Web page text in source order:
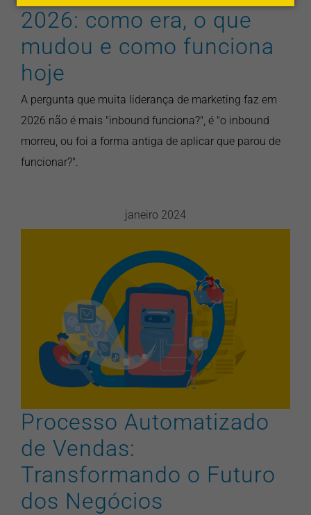
2026: como era, o que
mudou e como funciona
hoje
A pergunta que muita liderança de marketing faz em
2026 não é mais "inbound funciona?", é "o inbound
morreu, ou foi a forma antiga de aplicar que parou de
funcionar?".
janeiro 2024
Processo Automatizado de
Vendas: Transformando o
Futuro dos Negócios
artigos inbound marketing inovação
inteligencia artificial
marketing digital
pontonews vendas
Processo Automatizado
de Vendas:
Transformando o Futuro
dos Negócios